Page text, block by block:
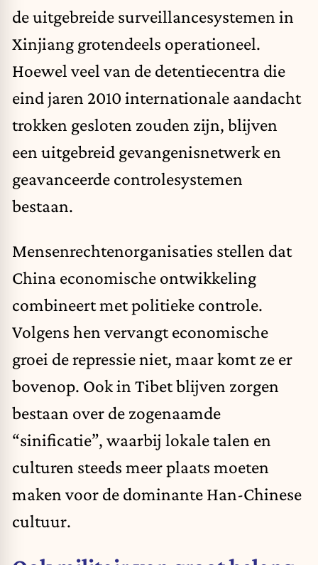
de uitgebreide surveillancesystemen in
Xinjiang grotendeels operationeel.
Hoewel veel van de detentiecentra die
eind jaren 2010 internationale aandacht
trokken gesloten zouden zijn, blijven
een uitgebreid gevangenisnetwerk en
geavanceerde controlesystemen
bestaan.
Mensenrechtenorganisaties stellen dat
China economische ontwikkeling
combineert met politieke controle.
Volgens hen vervangt economische
groei de repressie niet, maar komt ze er
bovenop. Ook in Tibet blijven zorgen
bestaan over de zogenaamde
“sinificatie”, waarbij lokale talen en
culturen steeds meer plaats moeten
maken voor de dominante Han-Chinese
cultuur.